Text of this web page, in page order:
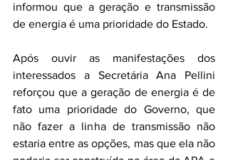
informou que a geração e transmissão
de energia é uma prioridade do Estado.
Após ouvir as manifestações dos
interessados a Secretária Ana Pellini
reforçou que a geração de energia é de
fato uma prioridade do Governo, que
não fazer a linha de transmissão não
estaria entre as opções, mas que ela não